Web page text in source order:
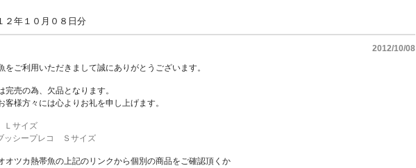
年１０月０８日分
2012/10/08
をご利用いただきまして誠にありがとうございます。
完売の為、欠品となります。
客様方々には心よりお礼を申し上げます。
Ｌサイズ
ッシープレコ Ｓサイズ
オツカ熱帯魚の上記のリンクから個別の商品をご確認頂くか